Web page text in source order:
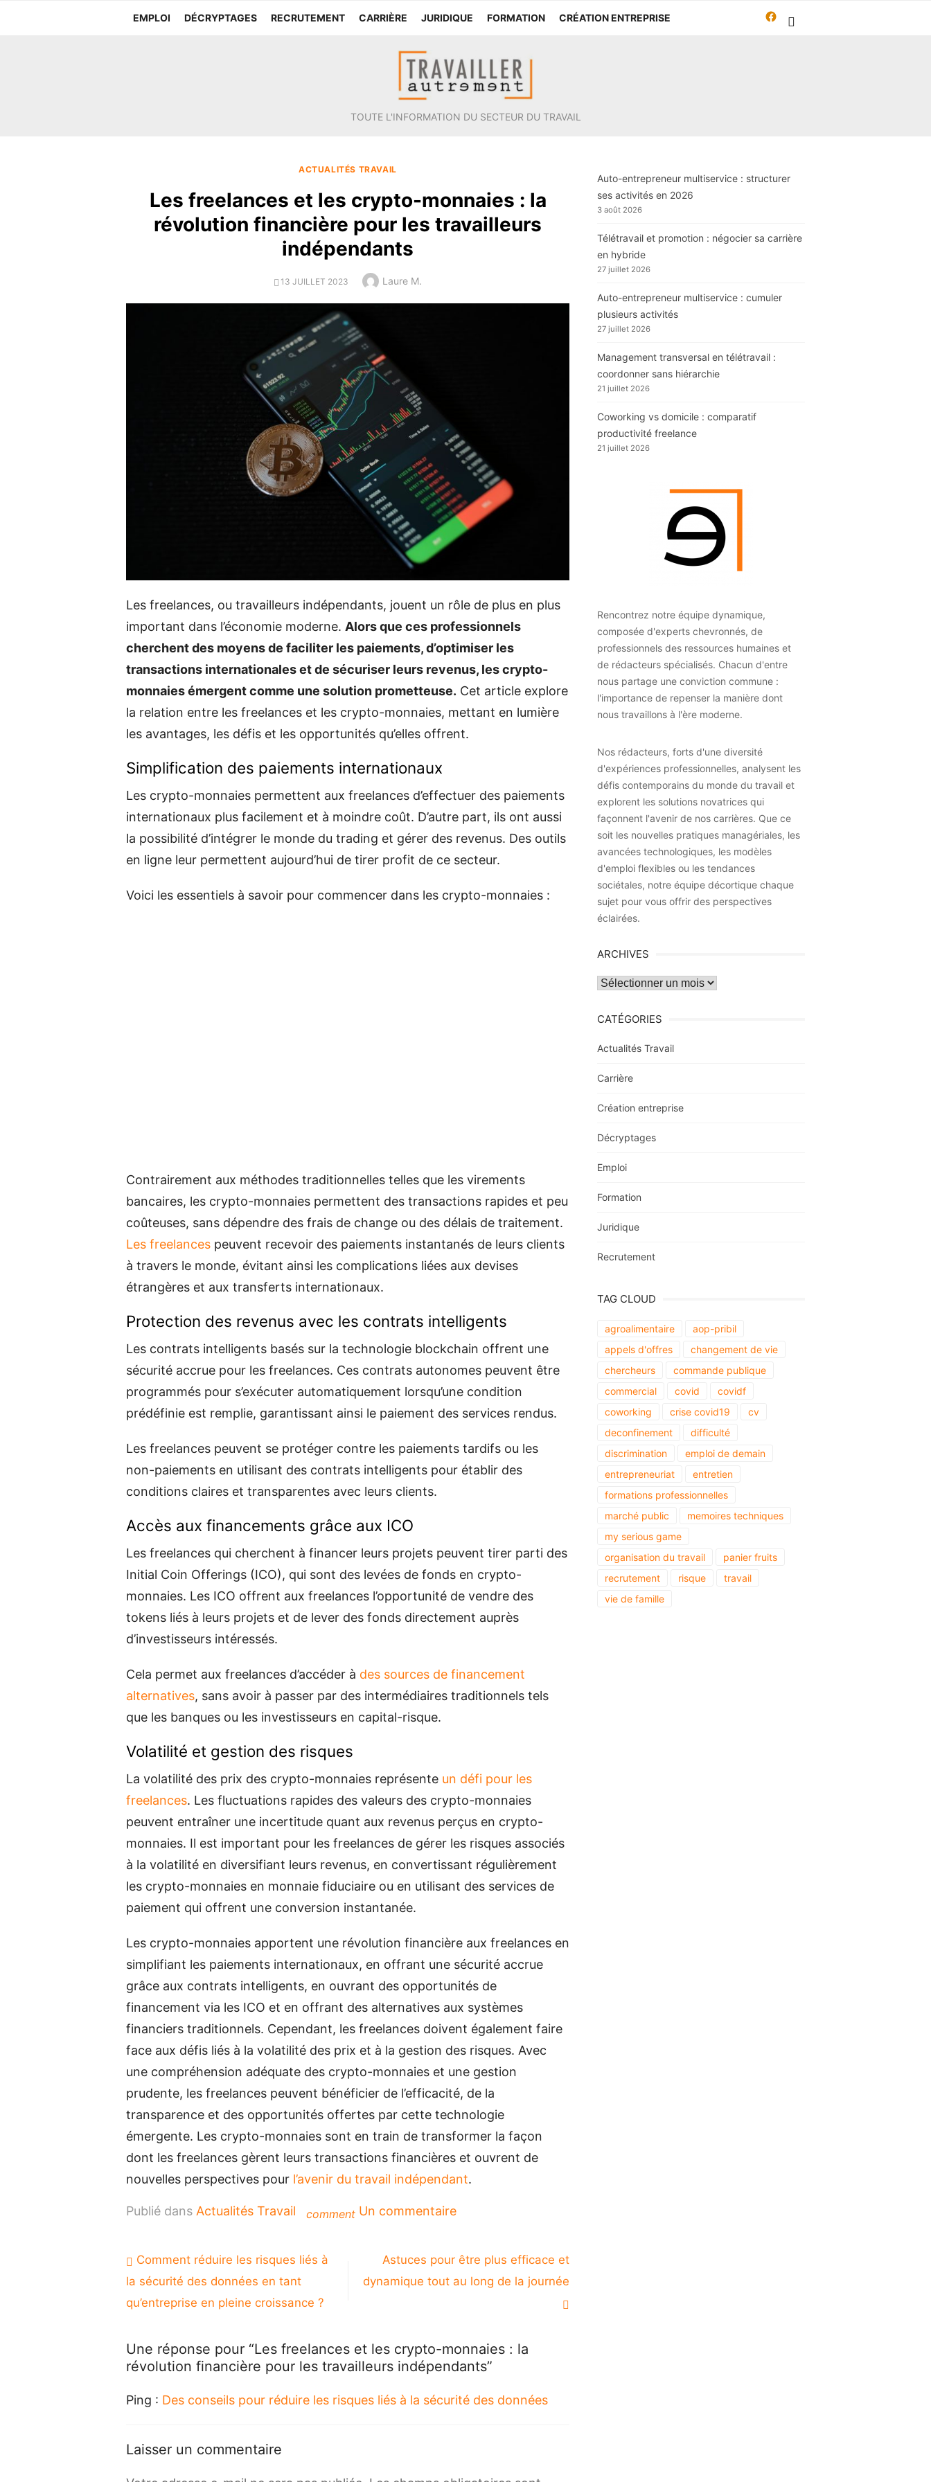
EMPLOI DÉCRYPTAGES RECRUTEMENT CARRIÈRE JURIDIQUE FORMATION CRÉATION ENTREPRISE
Travailleur-
TOUTE L'INFORMATION DU SECTEUR DU TRAVAIL
ACTUALITÉS TRAVAIL
Les freelances et les crypto-monnaies : la
révolution financière pour les travailleurs
indépendants
POSTED
13 JUILLET 2023 Author
Laure M.
Les freelances, ou travailleurs indépendants, jouent un rôle de plus en plus
important dans l’économie moderne. Alors que ces professionnels
cherchent des moyens de faciliter les paiements, d’optimiser les
transactions internationales et de sécuriser leurs revenus, les crypto-
monnaies émergent comme une solution prometteuse. Cet article explore
la relation entre les freelances et les crypto-monnaies, mettant en lumière
les avantages, les défis et les opportunités qu’elles offrent.
Simplification des paiements internationaux
Les crypto-monnaies permettent aux freelances d’effectuer des paiements
internationaux plus facilement et à moindre coût. D’autre part, ils ont aussi
la possibilité d’intégrer le monde du trading et gérer des revenus. Des outils
en ligne leur permettent aujourd’hui de tirer profit de ce secteur.
Voici les essentiels à savoir pour commencer dans les crypto-monnaies :
Contrairement aux méthodes traditionnelles telles que les virements
bancaires, les crypto-monnaies permettent des transactions rapides et peu
coûteuses, sans dépendre des frais de change ou des délais de traitement.
Les freelances peuvent recevoir des paiements instantanés de leurs clients
à travers le monde, évitant ainsi les complications liées aux devises
étrangères et aux transferts internationaux.
Protection des revenus avec les contrats intelligents
Les contrats intelligents basés sur la technologie blockchain offrent une
sécurité accrue pour les freelances. Ces contrats autonomes peuvent être
programmés pour s’exécuter automatiquement lorsqu’une condition
prédéfinie est remplie, garantissant ainsi le paiement des services rendus.
Les freelances peuvent se protéger contre les paiements tardifs ou les
non-paiements en utilisant des contrats intelligents pour établir des
conditions claires et transparentes avec leurs clients.
Accès aux financements grâce aux ICO
Les freelances qui cherchent à financer leurs projets peuvent tirer parti des
Initial Coin Offerings (ICO), qui sont des levées de fonds en crypto-
monnaies. Les ICO offrent aux freelances l’opportunité de vendre des
tokens liés à leurs projets et de lever des fonds directement auprès
d’investisseurs intéressés.
Cela permet aux freelances d’accéder à des sources de financement
alternatives, sans avoir à passer par des intermédiaires traditionnels tels
que les banques ou les investisseurs en capital-risque.
Volatilité et gestion des risques
La volatilité des prix des crypto-monnaies représente un défi pour les
freelances. Les fluctuations rapides des valeurs des crypto-monnaies
peuvent entraîner une incertitude quant aux revenus perçus en crypto-
monnaies. Il est important pour les freelances de gérer les risques associés
à la volatilité en diversifiant leurs revenus, en convertissant régulièrement
les crypto-monnaies en monnaie fiduciaire ou en utilisant des services de
paiement qui offrent une conversion instantanée.
Les crypto-monnaies apportent une révolution financière aux freelances en
simplifiant les paiements internationaux, en offrant une sécurité accrue
grâce aux contrats intelligents, en ouvrant des opportunités de
financement via les ICO et en offrant des alternatives aux systèmes
financiers traditionnels. Cependant, les freelances doivent également faire
face aux défis liés à la volatilité des prix et à la gestion des risques. Avec
une compréhension adéquate des crypto-monnaies et une gestion
prudente, les freelances peuvent bénéficier de l’efficacité, de la
transparence et des opportunités offertes par cette technologie
émergente. Les crypto-monnaies sont en train de transformer la façon
dont les freelances gèrent leurs transactions financières et ouvrent de
nouvelles perspectives pour l’avenir du travail indépendant.
Publié dans Actualités Travail comment Un commentairesur
et
crypto-
révolution
financière
les
travailleurs
Navigation
de
l’article
Comment réduire les risques liés à
la sécurité des données en tant
qu’entreprise en pleine croissance ?
Astuces pour être plus efficace et
dynamique tout au long de la journée
Une réponse pour “Les freelances et les crypto-monnaies : la
révolution financière pour les travailleurs indépendants”
Ping : Des conseils pour réduire les risques liés à la sécurité des données
Laisser un commentaire
Auto-entrepreneur multiservice : structurer
ses activités en 2026
3 août 2026
Télétravail et promotion : négocier sa carrière
en hybride
27 juillet 2026
Auto-entrepreneur multiservice : cumuler
plusieurs activités
27 juillet 2026
Management transversal en télétravail :
coordonner sans hiérarchie
21 juillet 2026
Coworking vs domicile : comparatif
productivité freelance
21 juillet 2026
Rencontrez notre équipe dynamique,
composée d'experts chevronnés, de
professionnels des ressources humaines et
de rédacteurs spécialisés. Chacun d'entre
nous partage une conviction commune :
l'importance de repenser la manière dont
nous travaillons à l'ère moderne.
Nos rédacteurs, forts d'une diversité
d'expériences professionnelles, analysent les
défis contemporains du monde du travail et
explorent les solutions novatrices qui
façonnent l'avenir de nos carrières. Que ce
soit les nouvelles pratiques managériales, les
avancées technologiques, les modèles
d'emploi flexibles ou les tendances
sociétales, notre équipe décortique chaque
sujet pour vous offrir des perspectives
éclairées.
ARCHIVES
Archives
CATÉGORIES
Actualités Travail
Carrière
Création entreprise
Décryptages
Emploi
Formation
Juridique
Recrutement
TAG CLOUD
agroalimentaire
aop-pribil
appels d'offres
changement de vie
chercheurs
commande publique
commercial
covid
covidf
coworking
crise covid19
cv
deconfinement
difficulté
discrimination
emploi de demain
entrepreneuriat
entretien
formations professionnelles
marché public
memoires techniques
my serious game
organisation du travail
panier fruits
recrutement
risque
travail
vie de famille